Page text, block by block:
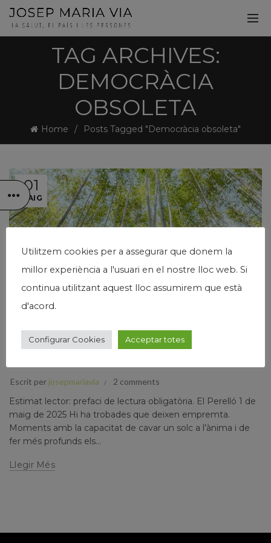
TAG ARCHIVES:
DEMOCRÀCIA
OBSOLETA
Home Posts Tagged "Democràcia obsoleta"
01
MAIG
CRÒNIQUES JAPONESES. DOS VIATGES EN UNA
Escrit per josepmariavia 2 comments
Estimat lector: prefaci de lectura obligatòria. El Perelló 1 de
maig de 2025 Hi ha trobades que deixen empremta.
Moments amb la capacitat de cavar un solc a l’ànima i de
fer més profunds els...
Llegir Més
Utilitzem cookies per a assegurar que donem la
millor experiència a l'usuari en el nostre lloc web. Si
continua utilitzant aquest lloc assumirem que està
d'acord.
Configurar Cookies Acceptar totes